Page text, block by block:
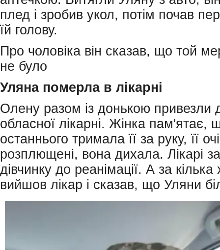
плед і зробив укол, потім почав
їй голову.
Про чоловіка він сказав, що той
не було
Уляна померла в лікарні
Олену разом із донькою привезли
обласної лікарні. Жінка пам'ятає,
останнього тримала її за руку, її
розплющені, вона дихала. Лікарі
дівчинку до реанімації. А за кілька
вийшов лікар і сказав, що Уляни